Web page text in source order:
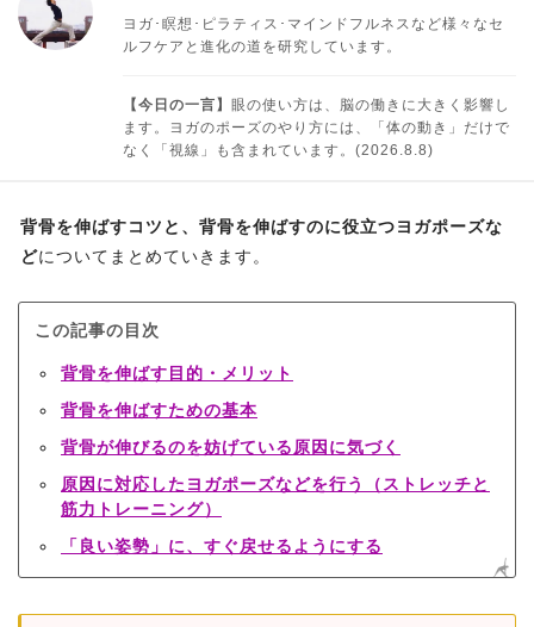
ヨガ･瞑想･ピラティス･マインドフルネスなど様々なセ
ルフケアと進化の道を研究しています。
【今日の一言】 眼の使い方は、脳の働きに大きく影響し
ます。ヨガのポーズのやり方には、「体の動き」だけで
なく「視線」も含まれています。(2026.8.8)
背骨を伸ばすコツと、背骨を伸ばすのに役立つヨガポーズな
どについてまとめていきます。
この記事の目次
背骨を伸ばす目的・メリット
背骨を伸ばすための基本
背骨が伸びるのを妨げている原因に気づく
原因に対応したヨガポーズなどを行う（ストレッチと
筋力トレーニング）
「良い姿勢」に、すぐ戻せるようにする